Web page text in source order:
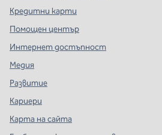
Кредитни карти
Помощен център
Интернет достъпност
Медия
Развитие
Кариери
Карта на сайта